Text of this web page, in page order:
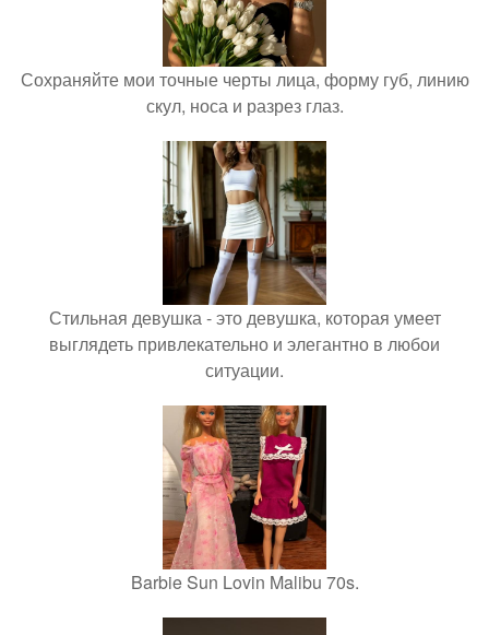
Сохраняйте мои точные черты лица, форму губ, линию
скул, носа и разрез глаз.
Стильная девушка - это девушка, которая умеет
выглядеть привлекательно и элегантно в любои
ситуации.
Barbie Sun Lovin Malibu 70s.